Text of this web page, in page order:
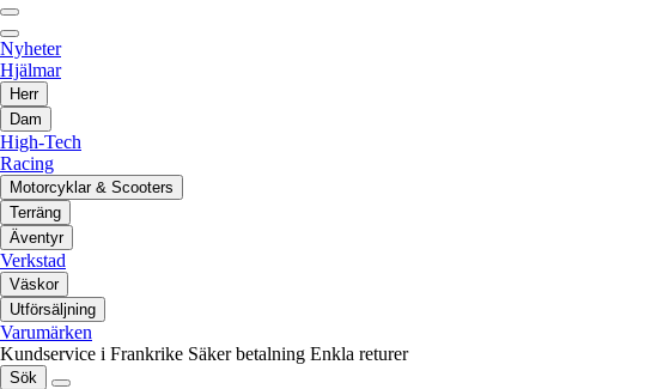
Nyheter
Hjälmar
Herr
Dam
High-Tech
Racing
Motorcyklar & Scooters
Terräng
Äventyr
Verkstad
Väskor
Utförsäljning
Varumärken
Kundservice i Frankrike Säker betalning Enkla returer
Sök